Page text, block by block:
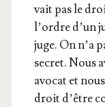
vait pas le
l’ordre d’un
juge. On n’a
secret. Nous
avo­cat et
droit d’être